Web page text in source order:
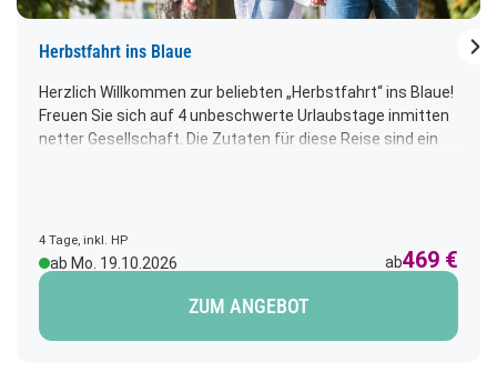
Herbstfahrt ins Blaue
Herzlich Willkommen zur beliebten „Herbstfahrt“ ins Blaue!
Freuen Sie sich auf 4 unbeschwerte Urlaubstage inmitten
netter Gesellschaft. Die Zutaten für diese Reise sind ein
4 Tage, inkl. HP
ab Mo. 19.10.2026 ab469 €
ZUM ANGEBOT